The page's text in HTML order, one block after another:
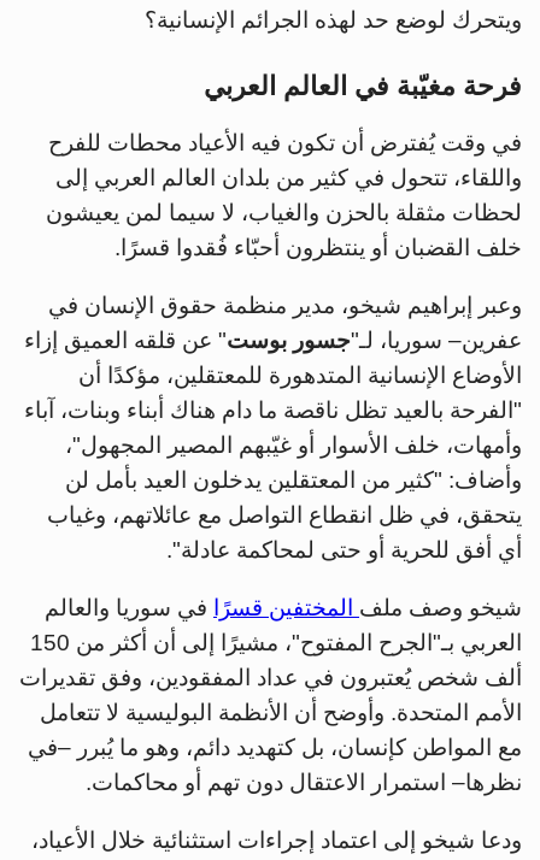
ويتحرك لوضع حد لهذه الجرائم الإنسانية؟
فرحة مغيّبة في العالم العربي
في وقت يُفترض أن تكون فيه الأعياد محطات للفرح
واللقاء، تتحول في كثير من بلدان العالم العربي إلى
لحظات مثقلة بالحزن والغياب، لا سيما لمن يعيشون
خلف القضبان أو ينتظرون أحبّاء فُقدوا قسرًا.
وعبر إبراهيم شيخو، مدير منظمة حقوق الإنسان في
عفرين– سوريا، لـ"جسور بوست" عن قلقه العميق إزاء
الأوضاع الإنسانية المتدهورة للمعتقلين، مؤكدًا أن
"الفرحة بالعيد تظل ناقصة ما دام هناك أبناء وبنات، آباء
وأمهات، خلف الأسوار أو غيّبهم المصير المجهول"،
وأضاف: "كثير من المعتقلين يدخلون العيد بأمل لن
يتحقق، في ظل انقطاع التواصل مع عائلاتهم، وغياب
أي أفق للحرية أو حتى لمحاكمة عادلة".
شيخو وصف ملف المختفين قسرًا
في سوريا والعالم
العربي بـ"الجرح المفتوح"، مشيرًا إلى أن أكثر من 150
ألف شخص يُعتبرون في عداد المفقودين، وفق تقديرات
الأمم المتحدة. وأوضح أن الأنظمة البوليسية لا تتعامل
مع المواطن كإنسان، بل كتهديد دائم، وهو ما يُبرر –في
نظرها– استمرار الاعتقال دون تهم أو محاكمات.
ودعا شيخو إلى اعتماد إجراءات استثنائية خلال الأعياد،